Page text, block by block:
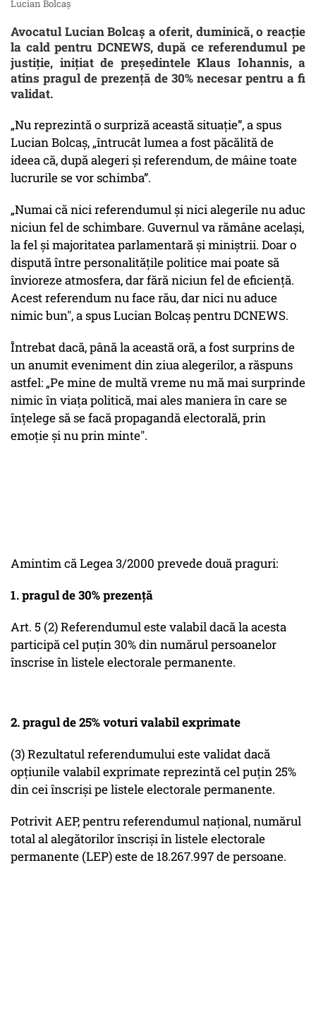
Lucian Bolcaș
Avocatul Lucian Bolcaș a oferit, duminică, o reacție
la cald pentru DCNEWS, după ce referendumul pe
justiție, inițiat de președintele Klaus Iohannis, a
atins pragul de prezență de 30% necesar pentru a fi
validat.
„Nu reprezintă o surpriză această situație”, a spus
Lucian Bolcaș, „întrucât lumea a fost păcălită de
ideea că, după alegeri și referendum, de mâine toate
lucrurile se vor schimba”.
„Numai că nici referendumul și nici alegerile nu aduc
niciun fel de schimbare. Guvernul va rămâne același,
la fel și majoritatea parlamentară și miniștrii. Doar o
dispută între personalitățile politice mai poate să
învioreze atmosfera, dar fără niciun fel de eficiență.
Acest referendum nu face rău, dar nici nu aduce
nimic bun", a spus Lucian Bolcaș pentru DCNEWS.
Întrebat dacă, până la această oră, a fost surprins de
un anumit eveniment din ziua alegerilor, a răspuns
astfel: „Pe mine de multă vreme nu mă mai surprinde
nimic în viața politică, mai ales maniera în care se
înțelege să se facă propagandă electorală, prin
emoție și nu prin minte".
Amintim că Legea 3/2000 prevede două praguri:
1. pragul de 30% prezenţă
Art. 5 (2) Referendumul este valabil dacă la acesta
participă cel puţin 30% din numărul persoanelor
înscrise în listele electorale permanente.
2. pragul de 25% voturi valabil exprimate
(3) Rezultatul referendumului este validat dacă
opţiunile valabil exprimate reprezintă cel puţin 25%
din cei înscrişi pe listele electorale permanente.
Potrivit AEP, pentru referendumul național, numărul
total al alegătorilor înscriși în listele electorale
permanente (LEP) este de 18.267.997 de persoane.